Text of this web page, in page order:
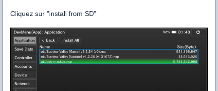
Cliquez sur "install from SD"